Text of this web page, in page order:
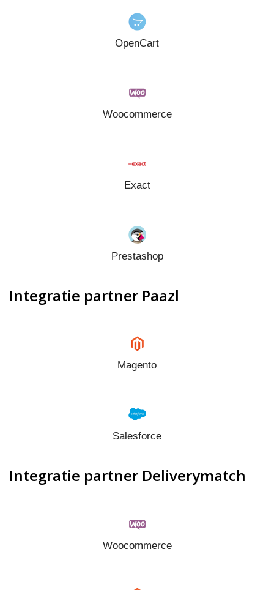
OpenCart
Woocommerce
Exact
Prestashop
Integratie partner Paazl
Magento
Salesforce
Integratie partner Deliverymatch
Woocommerce